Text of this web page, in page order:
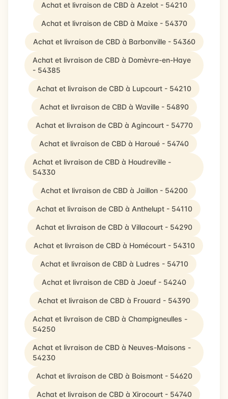
Achat et livraison de CBD à Azelot - 54210
Achat et livraison de CBD à Maixe - 54370
Achat et livraison de CBD à Barbonville - 54360
Achat et livraison de CBD à Domèvre-en-Haye
- 54385
Achat et livraison de CBD à Lupcourt - 54210
Achat et livraison de CBD à Waville - 54890
Achat et livraison de CBD à Agincourt - 54770
Achat et livraison de CBD à Haroué - 54740
Achat et livraison de CBD à Houdreville -
54330
Achat et livraison de CBD à Jaillon - 54200
Achat et livraison de CBD à Anthelupt - 54110
Achat et livraison de CBD à Villacourt - 54290
Achat et livraison de CBD à Homécourt - 54310
Achat et livraison de CBD à Ludres - 54710
Achat et livraison de CBD à Joeuf - 54240
Achat et livraison de CBD à Frouard - 54390
Achat et livraison de CBD à Champigneulles -
54250
Achat et livraison de CBD à Neuves-Maisons -
54230
Achat et livraison de CBD à Boismont - 54620
Achat et livraison de CBD à Xirocourt - 54740